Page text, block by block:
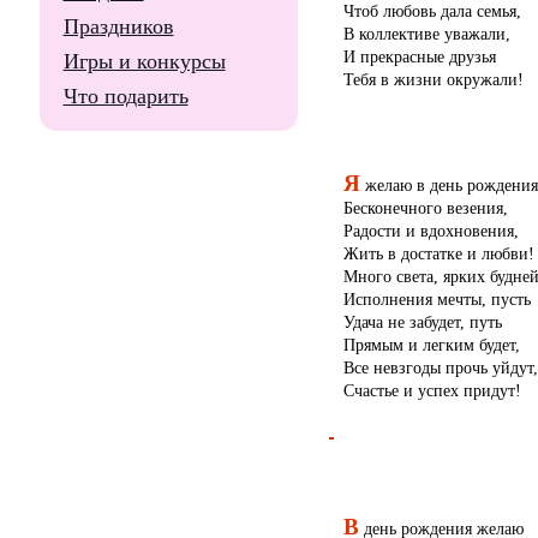
Чтоб любовь дала семья,
В коллективе уважали,
И прекрасные друзья
Тебя в жизни окружали!
Я желаю в день рождения
Бесконечного везения,
Радости и вдохновения,
Жить в достатке и любви!
Много света, ярких
Исполнения мечты, пусть
Удача не забудет, путь
Прямым и легким будет,
Все невзгоды прочь уйдут,
Счастье и успех придут!
Вдень рождения желаю
Праздников
Игры и конкурсы
Что подарить